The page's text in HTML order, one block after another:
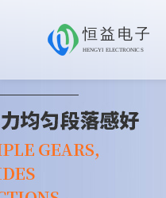
恒益电子
HENGYI ELECTRONICS